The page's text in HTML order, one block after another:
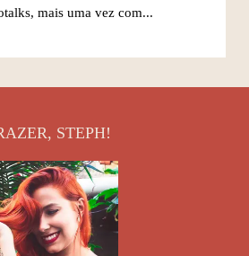
mais uma vez com...
STEPH!